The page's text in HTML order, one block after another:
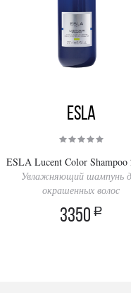
ESLA
ESLA Lucent Color Shampoo
Увлажняющий шампунь
окрашенных волос
3350 a